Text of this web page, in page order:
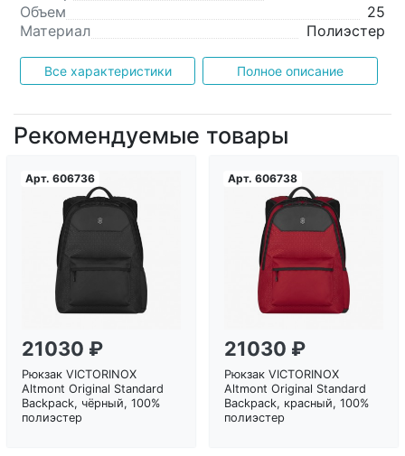
Объем
25
Материал
Полиэстер
Все характеристики Полное описание
Рекомендуемые товары
Арт. 606736
21030 ₽
Рюкзак VICTORINOX
Altmont Original Standard
Backpack, чёрный, 100%
полиэстер
Арт. 606738
21030 ₽
Рюкзак VICTORINOX
Altmont Original Standard
Backpack, красный, 100%
полиэстер